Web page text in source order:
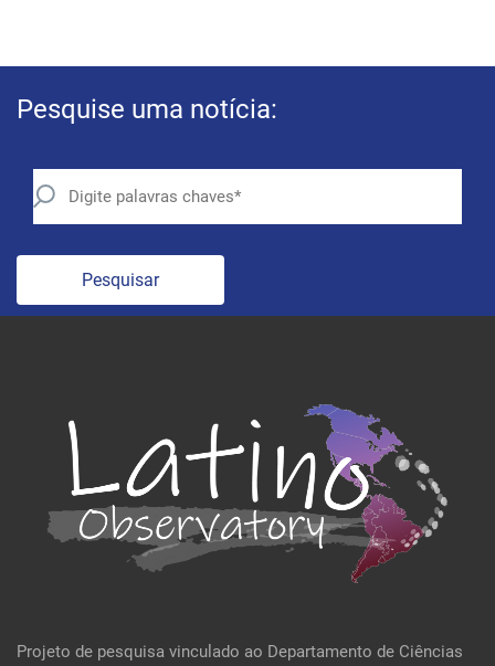
Pesquise uma notícia:
Pesquisar
Projeto de pesquisa vinculado ao Departamento de Ciências